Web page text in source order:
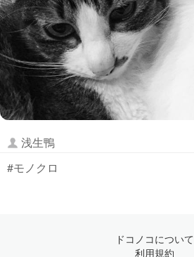
浅生鴨
#モノクロ
ドコノコについて
利用規約